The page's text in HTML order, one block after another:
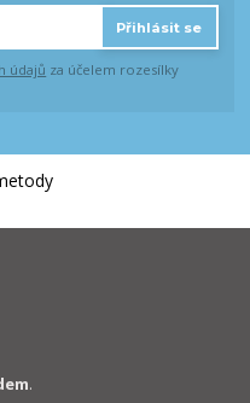
Přihlásit se
údajů za účelem rozesílky
.